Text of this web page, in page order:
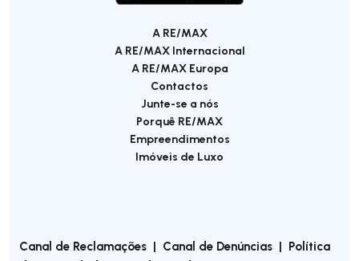
A RE/MAX
A RE/MAX Internacional
A RE/MAX Europa
Contactos
Junte-se a nós
Porquê RE/MAX
Empreendimentos
Imóveis de Luxo
Canal de Reclamações | Canal de Denúncias | Política